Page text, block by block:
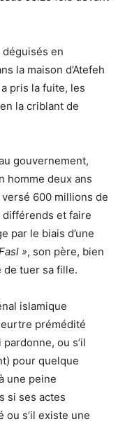
déguisés en
la maison d’Atefeh
pris la fuite, les
la criblant de
gouvernement,
homme deux ans
600 millions de
différends et faire
par le biais d’une
», son père, bien
de tuer sa fille.
islamique
prémédité
ou s’il
pour quelque
une peine
si ses actes
ou s’il existe une